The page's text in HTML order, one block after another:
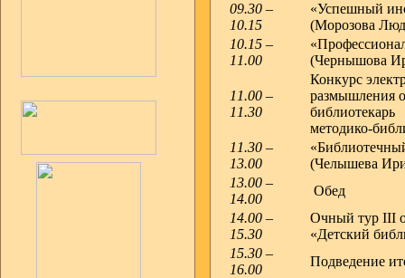
09.30 –
10.15
«Успешный
(Морозова
10.15 –
11.00
(Чернышова
11.00 –
11.30
Конкурс
размышления
библиотекарь
методико-
11.30 –
13.00
(Челышева
13.00 –
14.00
Обед
14.00 –
15.30
Очный тур III
«Детский
15.30 –
16.00
Подведение